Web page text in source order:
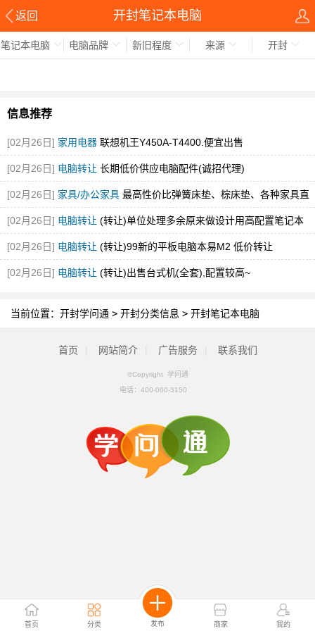
返回 开封笔记本电脑
首页 分类 发布 商家 我的
笔记本电脑 电脑品牌 新旧程度 来源 开封
信息推荐
[02月26日] 家用电器 联想机王Y450A-T4400.便宜出售
[02月26日] 电脑转让 长期低价供应电脑配件(诚招代理)
[02月26日] 家具/办公家具 最高性价比弹簧床垫、棕床垫、各种家具直
销[02月26日] 电脑转让 (转让)单位处理多余原来做设计用高配置笔记本
[02月26日] 电脑转让 (转让)99新的平板电脑本易M2 低价转让
[02月26日] 电脑转让 (转让)出售台式机(全套),配置较高~
当前位置： 开封学问通 > 开封分类信息 > 开封笔记本电脑
首页 网站简介 广告服务 联系我们
©Copyright 学问通
电话： 400-000-3150